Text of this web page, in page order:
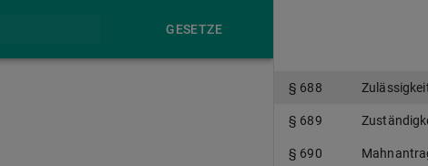
GESETZE
§ 688
§ 689
§ 690